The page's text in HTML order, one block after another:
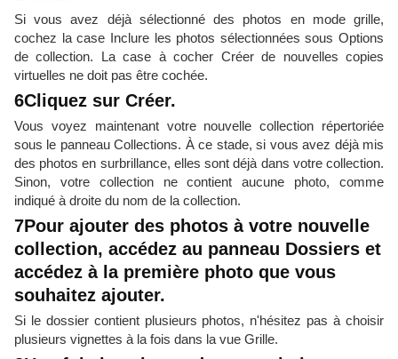
Si vous avez déjà sélectionné des photos en mode grille,
cochez la case Inclure les photos sélectionnées sous Options
de collection. La case à cocher Créer de nouvelles copies
virtuelles ne doit pas être cochée.
6Cliquez sur Créer.
Vous voyez maintenant votre nouvelle collection répertoriée
sous le panneau Collections. À ce stade, si vous avez déjà mis
des photos en surbrillance, elles sont déjà dans votre collection.
Sinon, votre collection ne contient aucune photo, comme
indiqué à droite du nom de la collection.
7Pour ajouter des photos à votre nouvelle
collection, accédez au panneau Dossiers et
accédez à la première photo que vous
souhaitez ajouter.
Si le dossier contient plusieurs photos, n'hésitez pas à choisir
plusieurs vignettes à la fois dans la vue Grille.